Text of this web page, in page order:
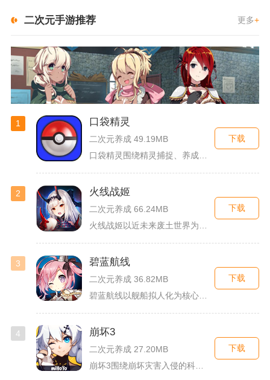
二次元手游推荐 更多+
1 口袋精灵
二次元养成 49.19MB
口袋精灵围绕精灵捕捉、养成、回合对战搭建完整冒险体系，玩家化...
下载
2 火线战姬
二次元养成 66.24MB
下载
3 碧蓝航线
二次元养成 36.82MB
下载
4 崩坏3
二次元养成 27.20MB
下载